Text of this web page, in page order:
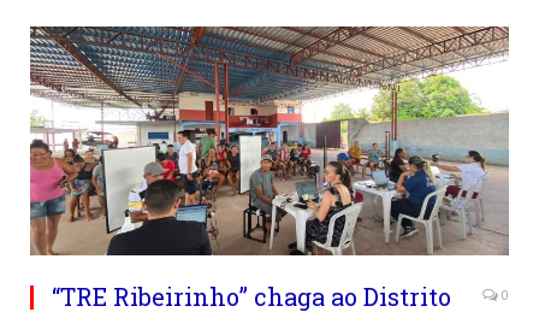
“TRE Ribeirinho” chaga ao Distrito
0